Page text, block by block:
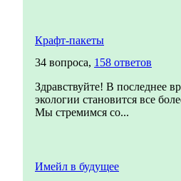
Крафт-пакеты
34 вопроса, 158 ответов
Здравствуйте! В последнее
экологии становится все
Мы стремимся со...
Имейл в будущее